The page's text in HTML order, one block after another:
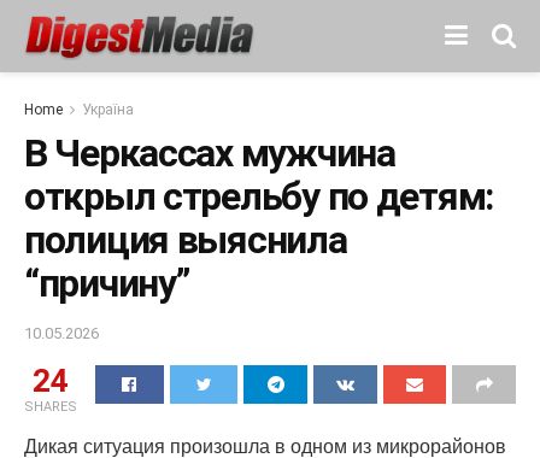
Home Україна
В Черкассах мужчина
открыл стрельбу по детям:
полиция выяснила
“причину”
10.05.2026
24
SHARES
Дикая ситуация произошла в одном из микрорайонов